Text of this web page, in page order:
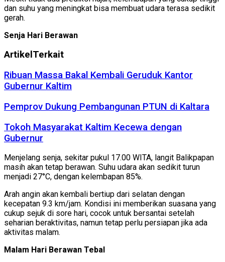
dan suhu yang meningkat bisa membuat udara terasa sedikit
gerah.
Senja Hari Berawan
Artikel Terkait
Ribuan Massa Bakal Kembali Geruduk Kantor
Gubernur Kaltim
Pemprov Dukung Pembangunan PTUN di Kaltara
Tokoh Masyarakat Kaltim Kecewa dengan
Gubernur
Menjelang senja, sekitar pukul 17.00 WITA, langit Balikpapan
masih akan tetap berawan. Suhu udara akan sedikit turun
menjadi 27°C, dengan kelembapan 85%.
Arah angin akan kembali bertiup dari selatan dengan
kecepatan 9.3 km/jam. Kondisi ini memberikan suasana yang
cukup sejuk di sore hari, cocok untuk bersantai setelah
seharian beraktivitas, namun tetap perlu persiapan jika ada
aktivitas malam.
Malam Hari Berawan Tebal